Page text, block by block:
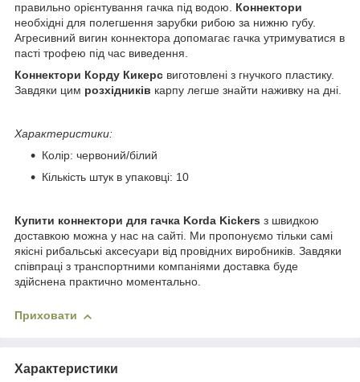
правильно орієнтування гачка під водою. Коннектори
необхідні для полегшення зарубки рибою за нижню губу.
Агресивний вигин коннектора допомагає гачка утримуватися в
пасті трофею під час виведення.
Коннектори Корду Кикерс виготовлені з гнучкого пластику.
Завдяки цим розхідників карпу легше знайти наживку на дні.
Характеристики:
Колір: червоний/білий
Кількість штук в упаковці: 10
Купити коннектори для гачка Korda Kickers з швидкою
доставкою можна у нас на сайті. Ми пропонуємо тільки самі
якісні рибальські аксесуари від провідних виробників. Завдяки
співпраці з транспортними компаніями доставка буде
здійснена практично моментально.
Приховати
Характеристики